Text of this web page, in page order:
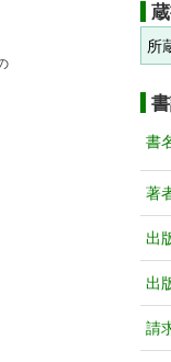
所
書
著
出
出
請